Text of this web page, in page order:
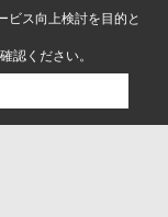
ビス向上検討を目的と
認ください。